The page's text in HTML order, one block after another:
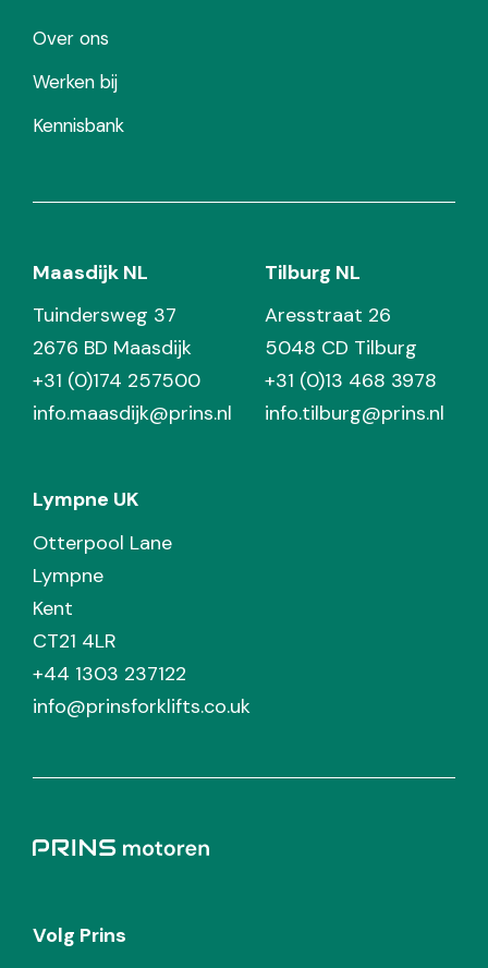
Over ons
Werken bij
Kennisbank
Maasdijk NL
Tuindersweg 37
2676 BD Maasdijk
+31 (0)174 257500
info.maasdijk@prins.nl
Tilburg NL
Aresstraat 26
5048 CD Tilburg
+31 (0)13 468 3978
info.tilburg@prins.nl
Lympne UK
Otterpool Lane
Lympne
Kent
CT21 4LR
+44 1303 237122
info@prinsforklifts.co.uk
Volg Prins